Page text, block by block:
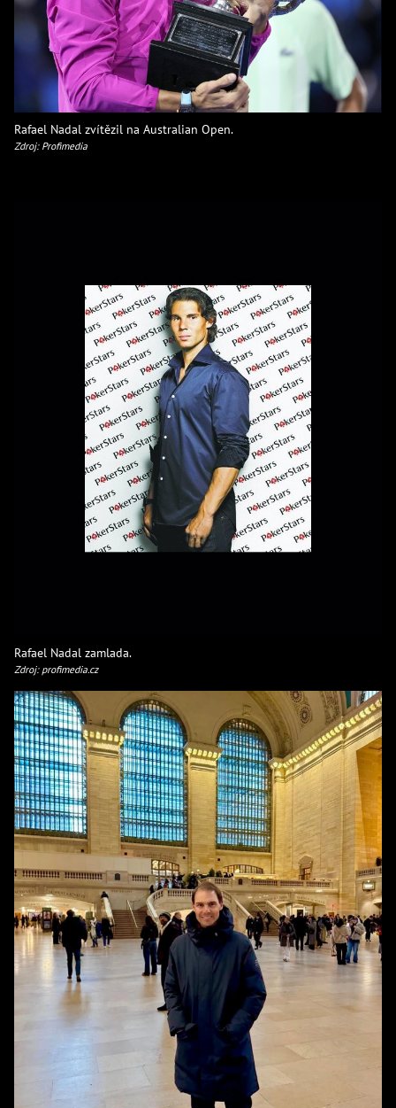
Rafael Nadal zvítězil na Australian Open.
Zdroj: Profimedia
Rafael Nadal zamlada.
Zdroj: profimedia.cz